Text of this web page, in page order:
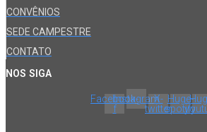
CONVÊNIOS
SEDE CAMPESTRE
CONTATO
NOS SIGA
Facebook-
f
InstagramX-
twitter
Huge-
spotify